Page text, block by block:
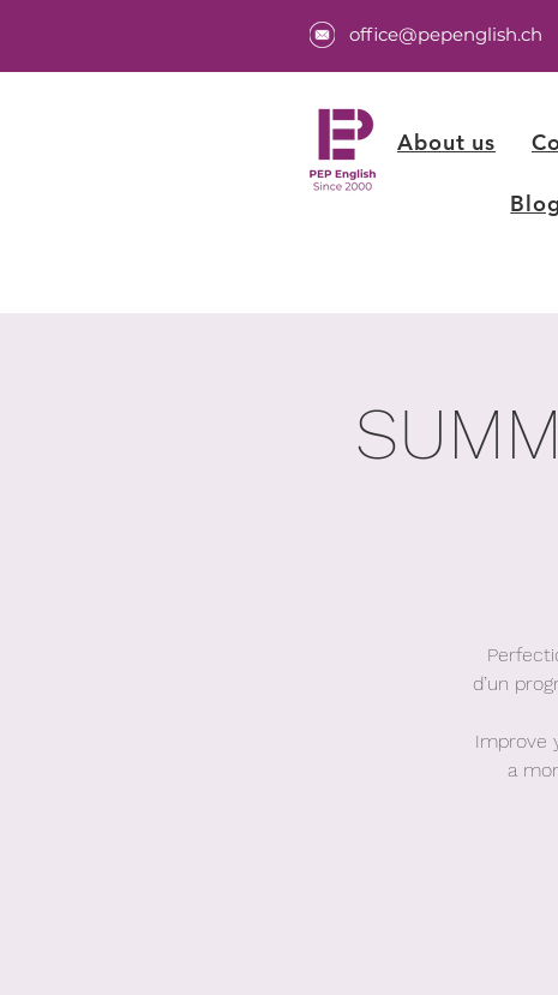
office@pepenglish.ch
About us
Blog
d’un
Improve
a